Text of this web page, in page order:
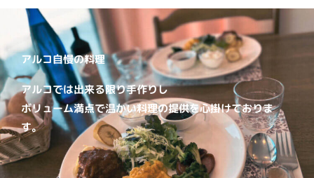
アルコ自慢の料理
アルコでは出来る限り手作りし
ボリューム満点で温かい料理の提供を心掛けておりま
す。